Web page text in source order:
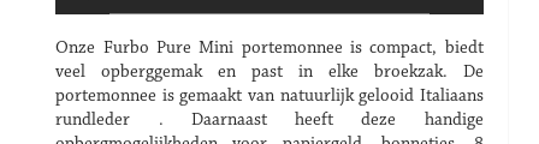
Onze Furbo Pure Mini portemonnee is compact, biedt
veel opberggemak en past in elke broekzak. De
portemonnee is gemaakt van natuurlijk gelooid Italiaans
rundleder . Daarnaast heeft deze handige